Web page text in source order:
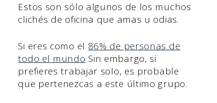
Estos son sólo algunos de los muchos
clichés de oficina que amas u odias.
Si eres como el 86% de personas de
todo el mundo Sin embargo, si
prefieres trabajar solo, es probable
que pertenezcas a este último grupo.